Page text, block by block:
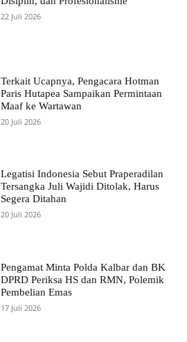
22 Juli 2026
Terkait Ucapnya, Pengacara Hotman
Paris Hutapea Sampaikan Permintaan
Maaf ke Wartawan
20 Juli 2026
Legatisi Indonesia Sebut Praperadilan
Tersangka Juli Wajidi Ditolak, Harus
Segera Ditahan
20 Juli 2026
Pengamat Minta Polda Kalbar dan BK
DPRD Periksa HS dan RMN, Polemik
Pembelian Emas
17 Juli 2026